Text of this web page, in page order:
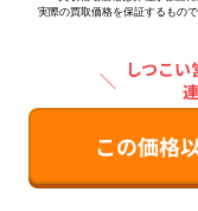
実際の買取価格を保証するもので
＼ しつこい
この価格